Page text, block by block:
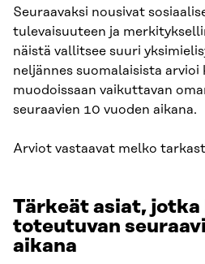
Seuraavaksi nousivat
tulevaisuuteen ja
näistä vallitsee suuri
neljännes suomalaisista
muodoissaan vaikuttavan
seuraavien 10 vuoden aikana.
Arviot vastaavat melko
Tärkeät asiat, jotka
toteutuvan
aikana​